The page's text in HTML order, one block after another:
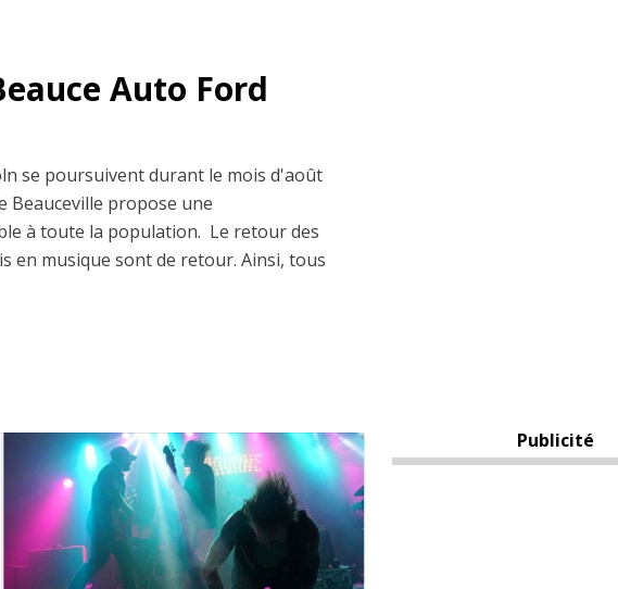
Auto Ford
se poursuivent durant le mois d'août
Beauceville propose une
à toute la population. Le retour des
en musique sont de retour. Ainsi, tous
Publicité